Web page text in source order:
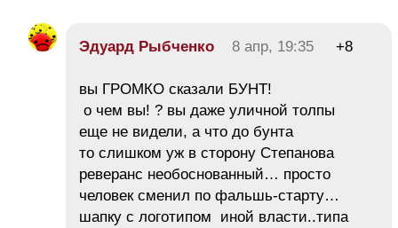
Эдуард Рыбченко 8 апр, 19:35 +8
вы ГРОМКО сказали БУНТ!
о чем вы! ? вы даже уличной толпы
еще не видели, а что до бунта
то слишком уж в сторону Степанова
реверанс необоснованный… просто
человек сменил по фальшь-старту…
шапку с логотипом иной власти..типа